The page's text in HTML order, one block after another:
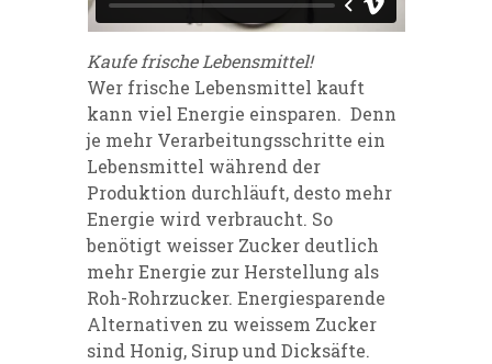
Kaufe frische Lebensmittel!
Wer frische Lebensmittel kauft
kann viel Energie einsparen. Denn
je mehr Verarbeitungsschritte ein
Lebensmittel während der
Produktion durchläuft, desto mehr
Energie wird verbraucht. So
benötigt weisser Zucker deutlich
mehr Energie zur Herstellung als
Roh-Rohrzucker. Energiesparende
Alternativen zu weissem Zucker
sind Honig, Sirup und Dicksäfte.